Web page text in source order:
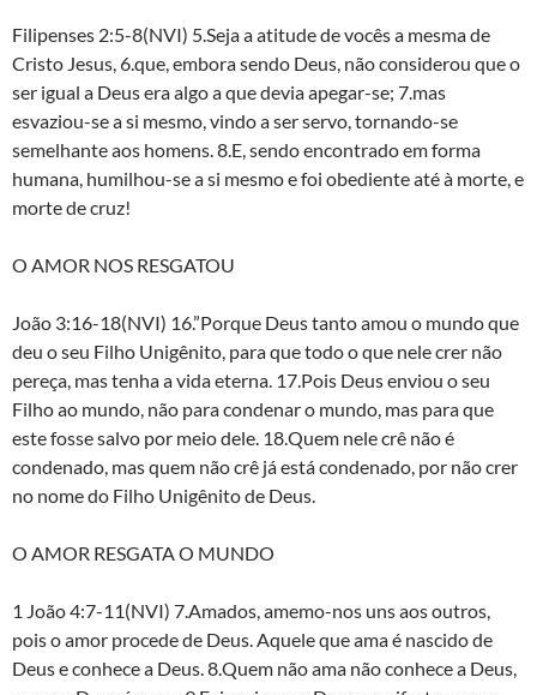
Filipenses 2:5-8(NVI) 5.Seja a atitude de vocês a mesma de
Cristo Jesus, 6.que, embora sendo Deus, não considerou que o
ser igual a Deus era algo a que devia apegar-se; 7.mas
esvaziou-se a si mesmo, vindo a ser servo, tornando-se
semelhante aos homens. 8.E, sendo encontrado em forma
humana, humilhou-se a si mesmo e foi obediente até à morte, e
morte de cruz!
O AMOR NOS RESGATOU
João 3:16-18(NVI) 16.”Porque Deus tanto amou o mundo que
deu o seu Filho Unigênito, para que todo o que nele crer não
pereça, mas tenha a vida eterna. 17.Pois Deus enviou o seu
Filho ao mundo, não para condenar o mundo, mas para que
este fosse salvo por meio dele. 18.Quem nele crê não é
condenado, mas quem não crê já está condenado, por não crer
no nome do Filho Unigênito de Deus.
O AMOR RESGATA O MUNDO
1 João 4:7-11(NVI) 7.Amados, amemo-nos uns aos outros,
pois o amor procede de Deus. Aquele que ama é nascido de
Deus e conhece a Deus. 8.Quem não ama não conhece a Deus,